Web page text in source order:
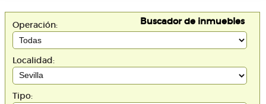
Buscador de inmuebles
Operación:
Localidad:
Tipo: